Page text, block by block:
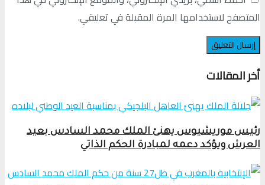
المتصفح لاستخدامها المرة المقبلة في تعليقي.
أخر المقالات
رئيس موريشيوس يهنئ الملك محمد السادس بعيد
العرش ويؤكد دعمه لمبادرة الحكم الذاتي